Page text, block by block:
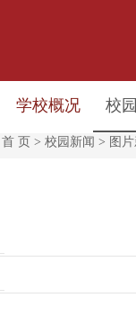
学校概况 校
首 页 > 校园新闻 > 图